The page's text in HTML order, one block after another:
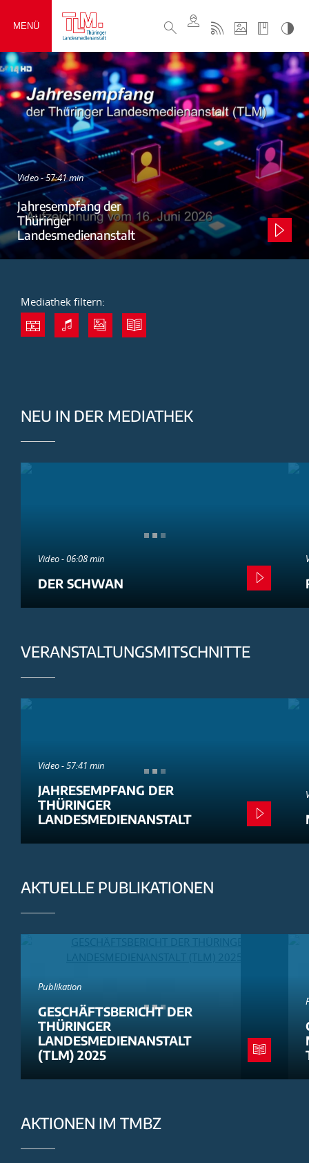
MENÜ
Video - 57:41 min
Jahresempfang der
Thüringer
Landesmedienanstalt
Mediathek filtern:
NEU IN DER MEDIATHEK
Video - 06:08 min
DER SCHWAN
VERANSTALTUNGSMITSCHNITTE
Video - 57:41 min
JAHRESEMPFANG DER
THÜRINGER
LANDESMEDIENANSTALT
AKTUELLE PUBLIKATIONEN
Publikation
GESCHÄFTSBERICHT DER
THÜRINGER
LANDESMEDIENANSTALT
(TLM) 2025
AKTIONEN IM TMBZ